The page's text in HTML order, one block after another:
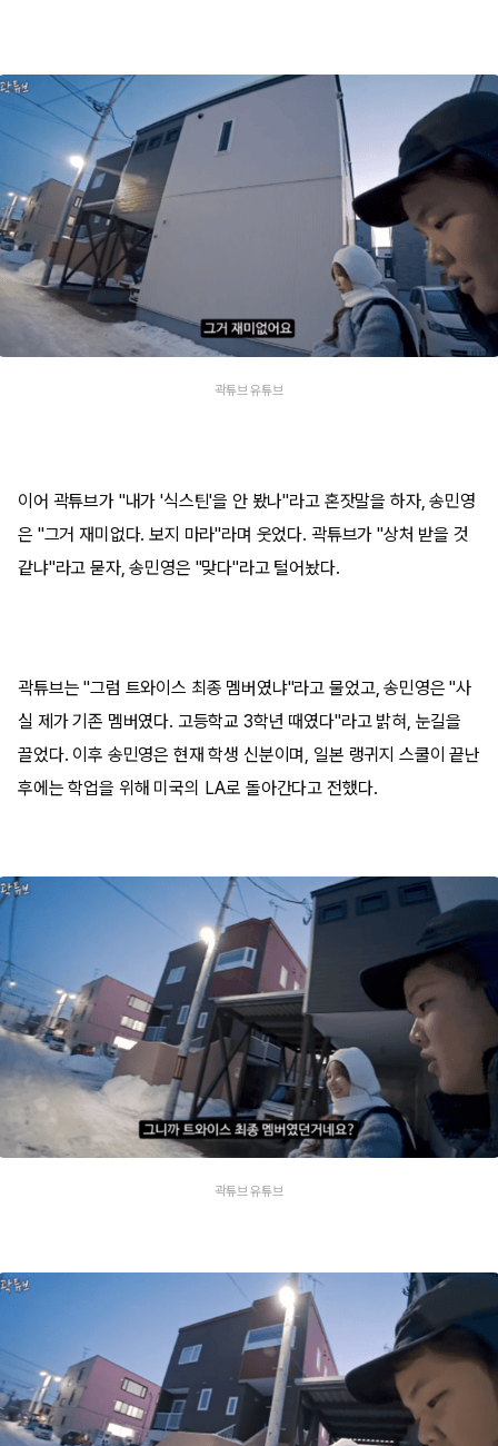
곽튜브 유튜브
이어 곽튜브가 "내가 '식스틴'을 안 봤나"라고 혼잣말을 하자, 송민영
은 "그거 재미없다. 보지 마라"라며 웃었다. 곽튜브가 "상처 받을 것
같냐"라고 묻자, 송민영은 "맞다"라고 털어놨다.
곽튜브는 "그럼 트와이스 최종 멤버였냐"라고 물었고, 송민영은 "사
실 제가 기존 멤버였다. 고등학교 3학년 때였다"라고 밝혀, 눈길을
끌었다. 이후 송민영은 현재 학생 신분이며, 일본 랭귀지 스쿨이 끝난
후에는 학업을 위해 미국의 LA로 돌아간다고 전했다.
곽튜브 유튜브